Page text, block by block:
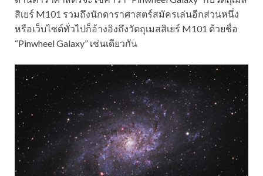
สิเยร์ M101 รวมถึงนักดาราศาสตร์สมัครเล่นอีกส่วนหนึ่ง
หรือเว็บไซต์ทั่วไปก็อ้างอิงถึงวัตถุเมสสิเยร์ M101 ด้วยชื่อ
“Pinwheel Galaxy” เช่นเดียวกัน